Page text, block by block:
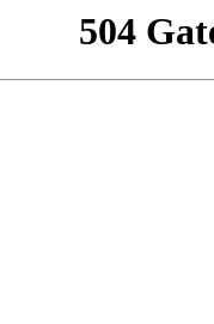
504